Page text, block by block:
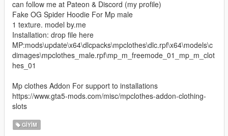
can follow me at Pateon & Discord (my profile)
Fake OG Spider Hoodie For Mp male
1 texture. model by.me
Installation: drop file here
MP:mods\update\x64\dlcpacks\mpclothes\dlc.rpf\x64\models\c
dimages\mpclothes_male.rpf\mp_m_freemode_01_mp_m_clot
hes_01
Mp clothes Addon For support to installations
https://www.gta5-mods.com/misc/mpclothes-addon-clothing-
slots
GIYIM